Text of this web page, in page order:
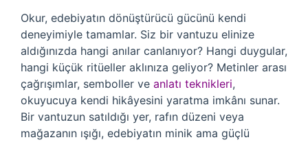
Okur, edebiyatın dönüştürücü gücünü kendi
deneyimiyle tamamlar. Siz bir vantuzu elinize
aldığınızda hangi anılar canlanıyor? Hangi duygular,
hangi küçük ritüeller aklınıza geliyor? Metinler arası
çağrışımlar, semboller ve anlatı teknikleri,
okuyucuya kendi hikâyesini yaratma imkânı sunar.
Bir vantuzun satıldığı yer, rafın düzeni veya
mağazanın ışığı, edebiyatın minik ama güçlü